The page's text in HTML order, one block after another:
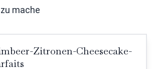
mache
Zitronen-Cheesecake-